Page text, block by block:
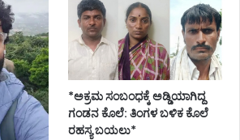
*ಅಕ್ರಮ ಸಂಬಂಧಕ್ಕೆ ಅಡ್ಡಿಯಾಗಿದ್ದ
ಗಂಡನ ಕೊಲೆ: ತಿಂಗಳ ಬಳಿಕ ಕೊಲೆ
ರಹಸ್ಯ ಬಯಲು*